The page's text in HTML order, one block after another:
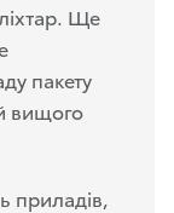
Ще
пакету
вищого
приладів,